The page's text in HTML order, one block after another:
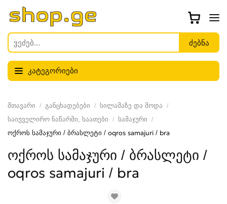
კატეგორიები
მთავარი განცხადებები
სილამაზე და მოდა
საიუველირო ნაწარმი, საათები
სამაჯური
ოქროს სამაჯური / ბრასლეტი / oqros samajuri / bra
ოქროს სამაჯური / ბრასლეტი /
oqros samajuri / bra